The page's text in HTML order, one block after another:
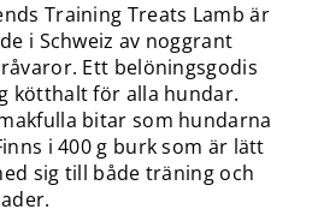
Training Treats Lamb är
i Schweiz av noggrant
Ett belöningsgodis
kötthalt för alla hundar.
bitar som hundarna
i 400 g burk som är lätt
sig till både träning och